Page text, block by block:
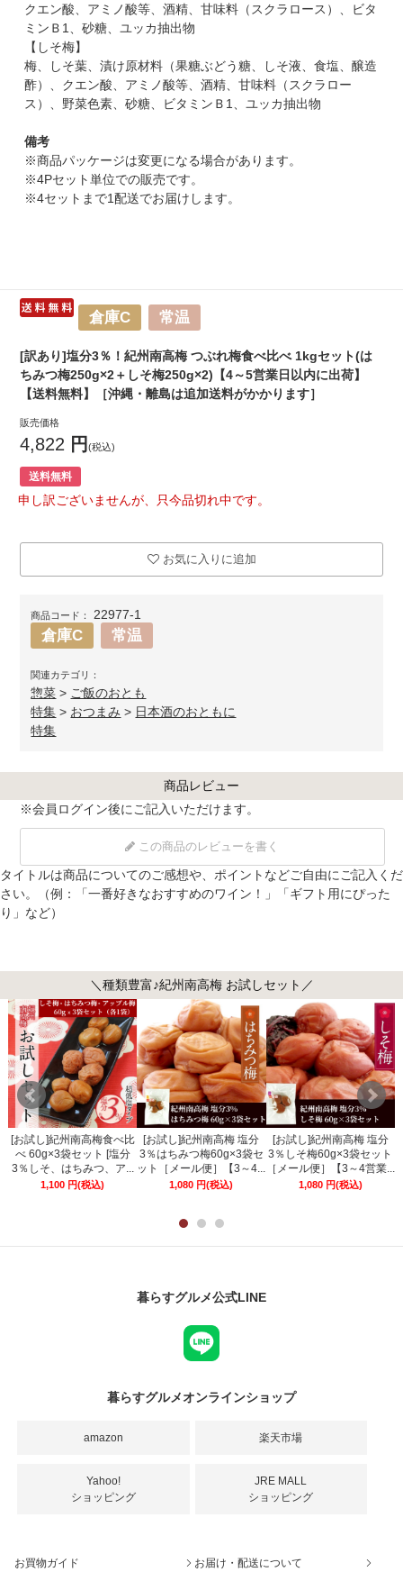
クエン酸、アミノ酸等、酒精、甘味料（スクラロース）、ビタ
ミンＢ1、砂糖、ユッカ抽出物
【しそ梅】
梅、しそ葉、漬け原材料（果糖ぶどう糖、しそ液、食塩、醸造
酢）、クエン酸、アミノ酸等、酒精、甘味料（スクラロー
ス）、野菜色素、砂糖、ビタミンＢ1、ユッカ抽出物
備考
※商品パッケージは変更になる場合があります。
※4Pセット単位での販売です。
※4セットまで1配送でお届けします。
倉庫C 常温
[訳あり]塩分3％！紀州南高梅 つぶれ梅食べ比べ 1kgセット(は
ちみつ梅250g×2＋しそ梅250g×2)【4～5営業日以内に出荷】
【送料無料】［沖縄・離島は追加送料がかかります］
販売価格
4,822 円(税込)
送料無料
申し訳ございませんが、只今品切れ中です。
お気に入りに追加
商品コード： 22977-1
倉庫C 常温
関連カテゴリ：
惣菜 > ご飯のおとも
特集 > おつまみ > 日本酒のおともに
特集
商品レビュー
※会員ログイン後にご記入いただけます。
この商品のレビューを書く
タイトルは商品についてのご感想や、ポイントなどご自由にご記入くだ
さい。（例：「一番好きなおすすめのワイン！」「ギフト用にぴった
り」など）
＼種類豊富♪紀州南高梅 お試しセット／
[お試し]紀州南高梅食べ比
べ 60g×3袋セット [塩分
3％しそ、はちみつ、ア...
1,100 円(税込)
[お試し]紀州南高梅 塩分
3％はちみつ梅60g×3袋セ
ット［メール便］【3～4...
1,080 円(税込)
[お試し]紀州南高梅 塩分
3％しそ梅60g×3袋セット
［メール便］【3～4営業...
1,080円(税込)
暮らすグルメ公式LINE
暮らすグルメオンラインショップ
amazon 楽天市場
Yahoo!
ショッピング
JRE MALL
ショッピング
お買物ガイド お届け・配送について